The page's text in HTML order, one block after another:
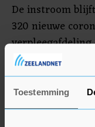
Toestemming
De instroom
320 nieuwe